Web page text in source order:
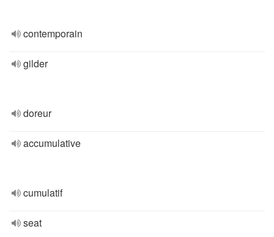
contemporain
gilder
doreur
accumulative
cumulatif
seat